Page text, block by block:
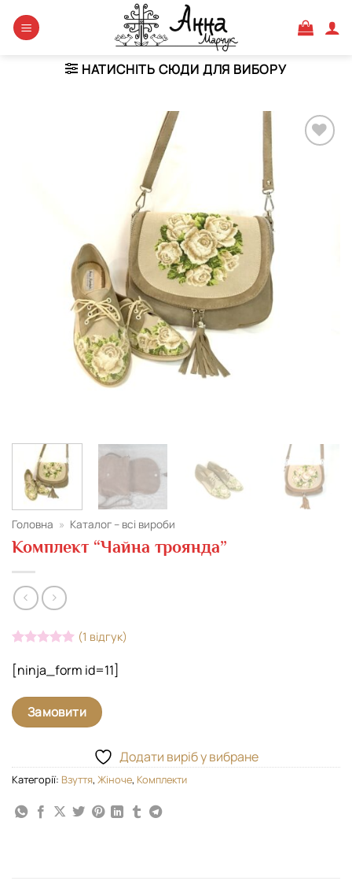
НАТИСНІТЬ СЮДИ ДЛЯ ВИБОРУ
Головна » Каталог – всі вироби
Комплект “Чайна троянда”
з 5 на
основі
покупця
(1 відгук)
[ninja_form id=11]
Замовити
Додати виріб у вибране
Категорії: Взуття, Жіноче, Комплекти